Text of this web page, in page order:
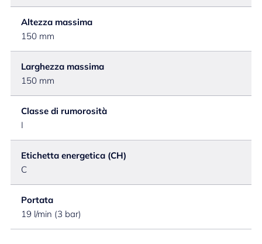
Altezza massima
150 mm
Larghezza massima
150 mm
Classe di rumorosità
I
Etichetta energetica (CH)
C
Portata
19 l/min (3 bar)